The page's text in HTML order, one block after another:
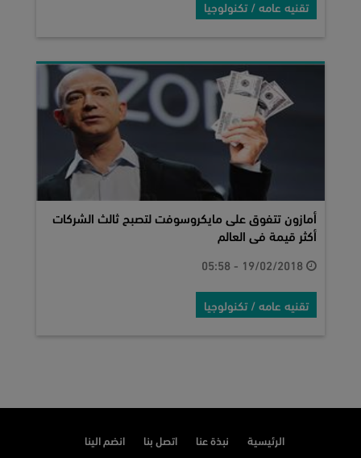
تقنيه عامه / تكنولوجيا
أمازون تتفوق على مايكروسوفت لتصبح ثالث الشركات
أكثر قيمة فى العالم
تقنيه عامه / تكنولوجيا
الرئيسية نبذة عنا اتصل بنا انضم الينا